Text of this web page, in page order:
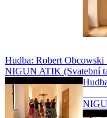
Hudba: Robert
NIGUN ATIK (Svatební